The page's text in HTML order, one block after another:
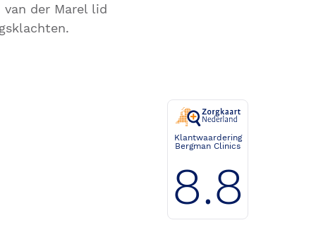
der Marel lid
Klantwaardering
Bergman Clinics
8.8